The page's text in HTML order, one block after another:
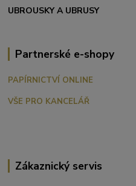
UBROUSKY A UBRUSY
Partnerské e-shopy
PAPÍRNICTVÍ ONLINE
VŠE PRO KANCELÁŘ
Zákaznický servis